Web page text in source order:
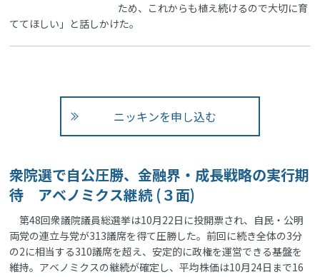
ため、これからも植え続けるので大切に育
ててほしい」と話しかけた。
ニッキンを申し込む
衆院選で自公圧勝、金融界・成長戦略の実行期
待 アベノミクス継続 (３面)
第48回衆議院議員総選挙は10月22日に投開票され、自民・公明
両党の連立与党が313議席を得て圧勝した。前回に続き全体の3分
の2に相当する310議席を超え、安定的に政権を運営できる基盤を
維持。アベノミクスの継続が確定し、平均株価は10月24日まで16